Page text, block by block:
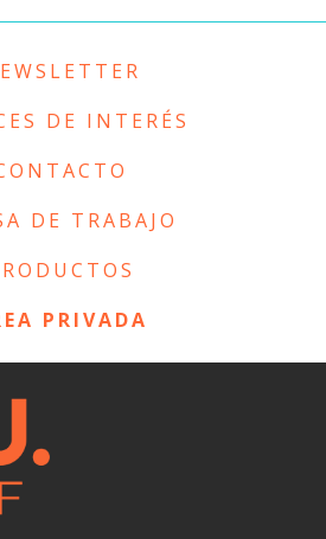
DE INTERÉS
DE TRABAJO
PRIVADA